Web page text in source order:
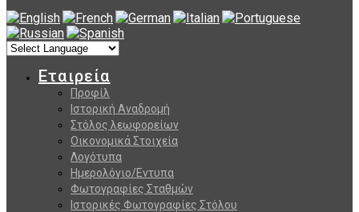
Εταιρεία
Προφίλ
Ιστορική Αναδρομή
Στόλος λεωφορείων
Οικονομικά Στοιχεία
Λογότυπα
Ημερολόγιο/Εντυπα
Φωτογραφίες Σταθμών
Ιστορικές Φωτογραφίες Στόλου